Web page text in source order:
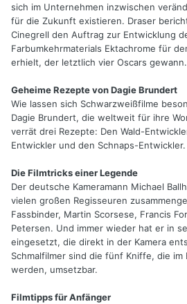
sich im Unternehmen inzwischen
für die Zukunft existieren. Draser
Cinegrell den Auftrag zur Entwicklung
Farbumkehrmaterials Ektachrome für
erhielt, der letztlich vier Oscars gewann.
Geheime Rezepte von Dagie Brundert
Wie lassen sich Schwarzweißfilme
Dagie Brundert, die weltweit für ihre
verrät drei Rezepte: Den Wald-
Entwickler und den Schnaps-Entwickler.
Die Filmtricks einer Legende
Der deutsche Kameramann Michael
vielen großen Regisseuren
Fassbinder, Martin Scorsese, Francis
Petersen. Und immer wieder hat er in
eingesetzt, die direkt in der Kamera
Schmalfilmer sind die fünf Kniffe, die im
werden, umsetzbar.
Filmtipps für Anfänger